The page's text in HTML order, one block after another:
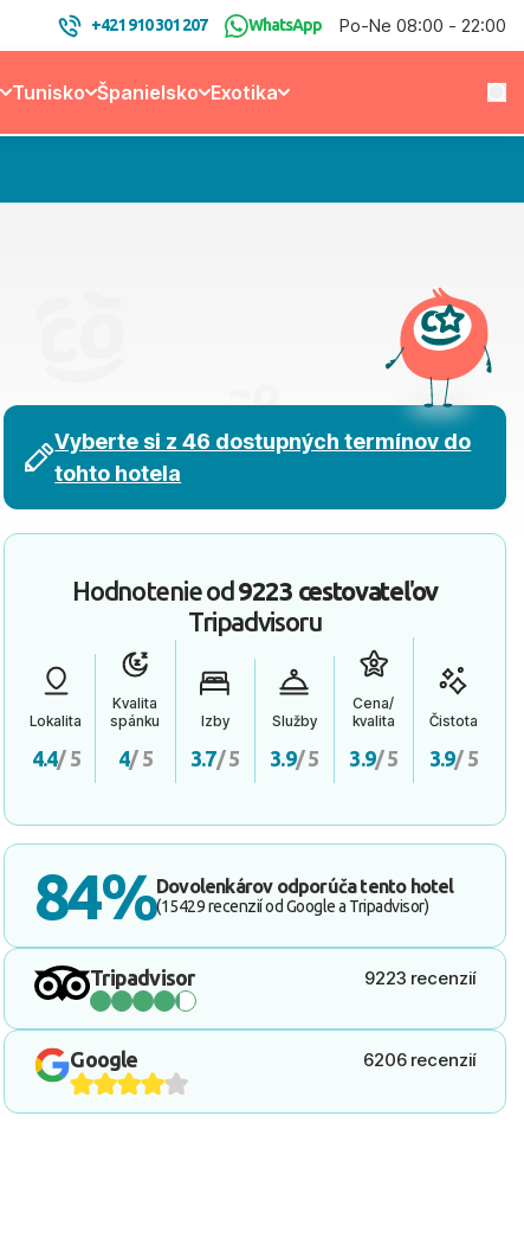
+421 910 301 207 WhatsApp Po-Ne 08:00 - 22:00
Tunisko Španielsko Exotika
Vyberte si z 46 dostupných termínov do
tohto hotela
Hodnotenie od9223 cestovateľov
Tripadvisoru
Lokalita
4.4/ 5
Kvalita
spánku
4/ 5
Izby
3.7/ 5
Služby
3.9/ 5
Cena/
kvalita
3.9/ 5
Čistota
3.9/ 5
84%Dovolenkárov odporúča tento hotel
(15429 recenzií od Google a Tripadvisor)
Tripadvisor 9223 recenzií
Google 6206 recenzií